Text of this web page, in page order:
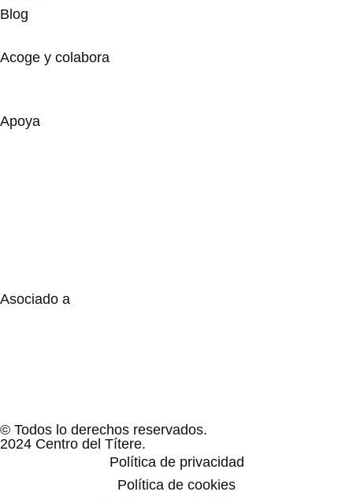
Blog
Acoge y colabora
Apoya
Asociado a
© Todos lo derechos reservados.
2024 Centro del Títere.
Política de privacidad
Política de cookies